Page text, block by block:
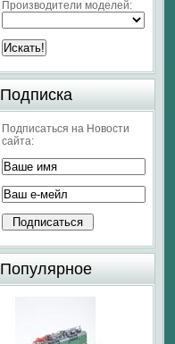
Производители моделей:
Подписка
Подписаться на Новости
сайта:
Популярное